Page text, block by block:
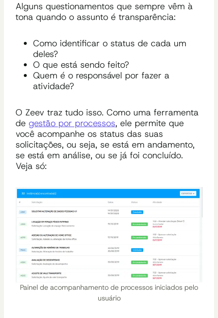
Alguns questionamentos que sempre vêm à
tona quando o assunto é transparência:
Como identificar o status de cada um
deles?
O que está sendo feito?
Quem é o responsável por fazer a
atividade?
O Zeev traz tudo isso. Como uma ferramenta
de gestão por processos, ele permite que
você acompanhe os status das suas
solicitações, ou seja, se está em andamento,
se está em análise, ou se já foi concluído.
Veja só:
Painel de acompanhamento de processos iniciados pelo
usuário